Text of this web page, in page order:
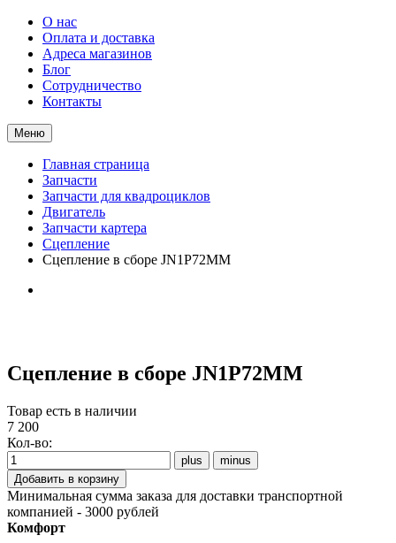
О нас
Оплата и доставка
Адреса магазинов
Блог
Сотрудничество
Контакты
Меню
Главная страница
Запчасти
Запчасти для квадроциклов
Двигатель
Запчасти картера
Сцепление
Сцепление в сборе JN1P72MM
Сцепление в сборе JN1P72MM
Товар есть в наличии
7 200
Кол-во:
Минимальная сумма заказа для доставки транспортной
компанией - 3000 рублей
Комфорт